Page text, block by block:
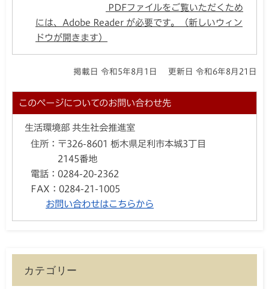
PDFファイルをご覧いただくため
には、Adobe Reader が必要です。（新しいウィン
ドウが開きます）
掲載日 令和5年8月1日 更新日 令和6年8月21日
このページについてのお問い合わせ先
生活環境部 共生社会推進室
住所： 〒326-8601 栃木県足利市本城3丁目
2145番地
電話： 0284-20-2362
FAX： 0284-21-1005
お問い合わせはこちらから
カテゴリー